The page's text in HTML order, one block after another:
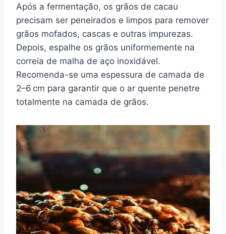
Após a fermentação, os grãos de cacau
precisam ser peneirados e limpos para remover
grãos mofados, cascas e outras impurezas.
Depois, espalhe os grãos uniformemente na
correia de malha de aço inoxidável.
Recomenda-se uma espessura de camada de
2–6 cm para garantir que o ar quente penetre
totalmente na camada de grãos.